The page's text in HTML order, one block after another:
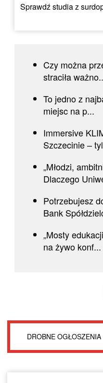
Sprawdź studia z
Czy można
straciła
To jedno z
miejsc na p...
Immersive
Szczecinie –
„Młodzi,
Dlaczego
Potrzebujesz
Bank
„Mosty
na żywo konf...
DROBNE OGŁOSZENIA